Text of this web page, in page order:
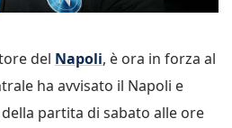
del Napoli, è ora in forza al
ha avvisato il Napoli e
partita di sabato alle ore